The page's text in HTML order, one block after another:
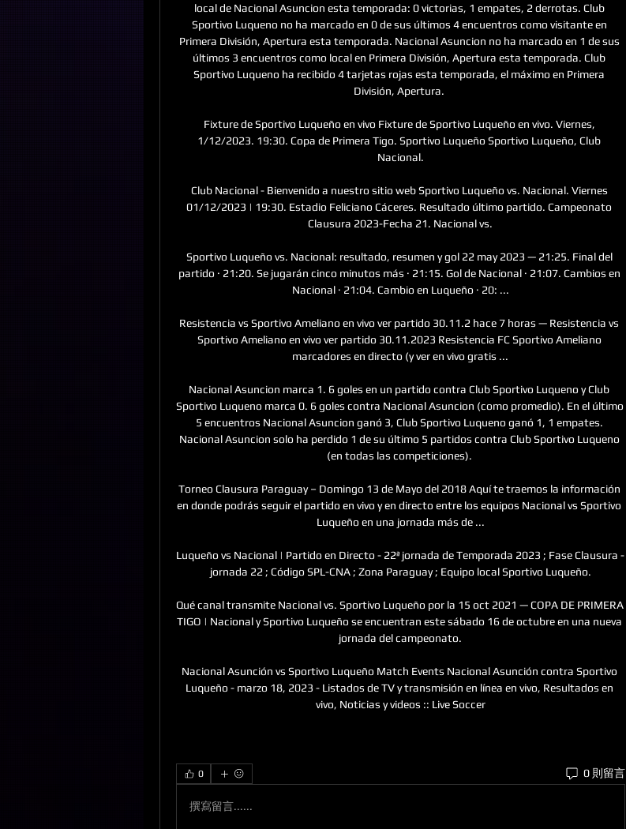
local de Nacional Asuncion esta temporada: 0 victorias, 1 empates, 2 derrotas. Club
Sportivo Luqueno no ha marcado en 0 de sus últimos 4 encuentros como visitante en
Primera División, Apertura esta temporada. Nacional Asuncion no ha marcado en 1 de sus
últimos 3 encuentros como local en Primera División, Apertura esta temporada. Club
Sportivo Luqueno ha recibido 4 tarjetas rojas esta temporada, el máximo en Primera
División, Apertura.
Fixture de Sportivo Luqueño en vivo Fixture de Sportivo Luqueño en vivo. Viernes,
1/12/2023. 19:30. Copa de Primera Tigo. Sportivo Luqueño Sportivo Luqueño, Club
Nacional.
Club Nacional - Bienvenido a nuestro sitio web Sportivo Luqueño vs. Nacional. Viernes
01/12/2023 | 19:30. Estadio Feliciano Cáceres. Resultado último partido. Campeonato
Clausura 2023-Fecha 21. Nacional vs.
Sportivo Luqueño vs. Nacional: resultado, resumen y gol 22 may 2023 — 21:25. Final del
partido · 21:20. Se jugarán cinco minutos más · 21:15. Gol de Nacional · 21:07. Cambios en
Nacional · 21:04. Cambio en Luqueño · 20: ...
Resistencia vs Sportivo Ameliano en vivo ver partido 30.11.2 hace 7 horas — Resistencia vs
Sportivo Ameliano en vivo ver partido 30.11.2023 Resistencia FC Sportivo Ameliano
marcadores en directo (y ver en vivo gratis ...
Nacional Asuncion marca 1. 6 goles en un partido contra Club Sportivo Luqueno y Club
Sportivo Luqueno marca 0. 6 goles contra Nacional Asuncion (como promedio). En el último
5 encuentros Nacional Asuncion ganó 3, Club Sportivo Luqueno ganó 1, 1 empates.
Nacional Asuncion solo ha perdido 1 de su último 5 partidos contra Club Sportivo Luqueno
(en todas las competiciones).
Torneo Clausura Paraguay – Domingo 13 de Mayo del 2018 Aquí te traemos la información
en donde podrás seguir el partido en vivo y en directo entre los equipos Nacional vs Sportivo
Luqueño en una jornada más de ...
Luqueño vs Nacional | Partido en Directo - 22ª jornada de Temporada 2023 ; Fase Clausura -
jornada 22 ; Código SPL-CNA ; Zona Paraguay ; Equipo local Sportivo Luqueño.
Qué canal transmite Nacional vs. Sportivo Luqueño por la 15 oct 2021 — COPA DE PRIMERA
TIGO | Nacional y Sportivo Luqueño se encuentran este sábado 16 de octubre en una nueva
jornada del campeonato.
Nacional Asunción vs Sportivo Luqueño Match Events Nacional Asunción contra Sportivo
Luqueño - marzo 18, 2023 - Listados de TV y transmisión en línea en vivo, Resultados en
vivo, Noticias y videos :: Live Soccer
0 0 則留言
撰寫留言......